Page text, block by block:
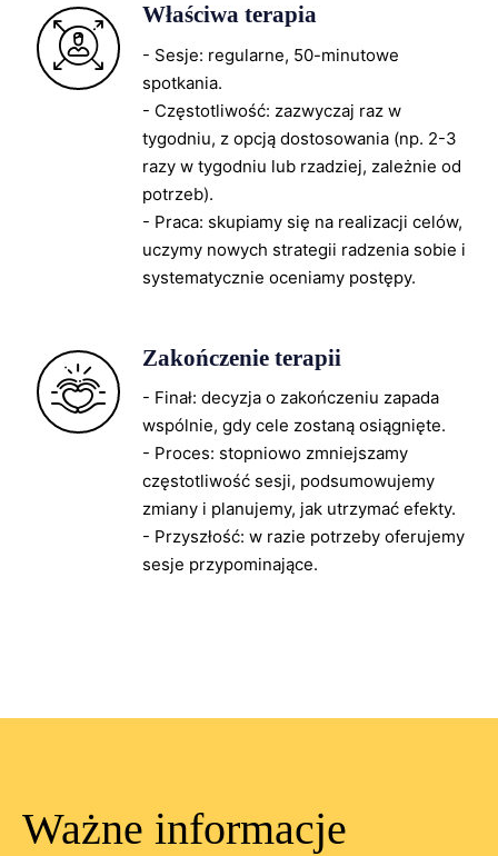
Właściwa terapia
- Sesje: regularne, 50-minutowe
spotkania.
- Częstotliwość: zazwyczaj raz w
tygodniu, z opcją dostosowania (np. 2-3
razy w tygodniu lub rzadziej, zależnie od
potrzeb).
- Praca: skupiamy się na realizacji celów,
uczymy nowych strategii radzenia sobie i
systematycznie oceniamy postępy.
Zakończenie terapii
- Finał: decyzja o zakończeniu zapada
wspólnie, gdy cele zostaną osiągnięte.
- Proces: stopniowo zmniejszamy
częstotliwość sesji, podsumowujemy
zmiany i planujemy, jak utrzymać efekty.
- Przyszłość: w razie potrzeby oferujemy
sesje przypominające.
Ważne informacje